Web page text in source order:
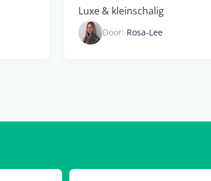
Luxe & kleinschalig
Door: Rosa-Lee